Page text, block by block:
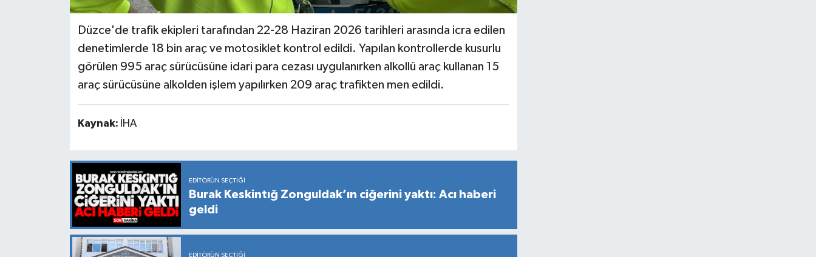
Düzce'de trafik ekipleri tarafından 22-28 Haziran 2026 tarihleri arasında icra edilen
denetimlerde 18 bin araç ve motosiklet kontrol edildi. Yapılan kontrollerde kusurlu
görülen 995 araç sürücüsüne idari para cezası uygulanırken alkollü araç kullanan 15
araç sürücüsüne alkolden işlem yapılırken 209 araç trafikten men edildi.
Kaynak: İHA
EDITÖRÜN SEÇTIĞI
Burak Keskintığ Zonguldak’ın ciğerini yaktı: Acı haberi
geldi
EDITÖRÜN SEÇTIĞI